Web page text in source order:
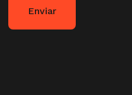
Enviar